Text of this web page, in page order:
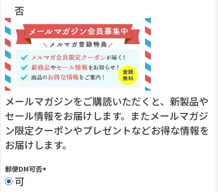
)
否
メールマガジンをご購読いただくと、新製品や
セール情報をお届けします。またメールマガジ
ン限定クーポンやプレゼントなどお得な情報を
お届けします。
郵便DM可否
可